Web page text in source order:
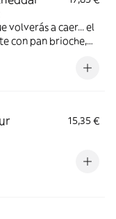
volverás a caer... el
con pan brioche,
cebolla frita y
15,35 €